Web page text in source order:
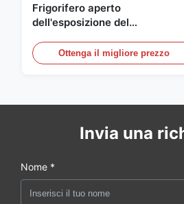
Frigorifero aperto
dell'esposizione del
bevande con illuminazione del
LED
Ottenga il migliore prezzo
Invia una
Nome *